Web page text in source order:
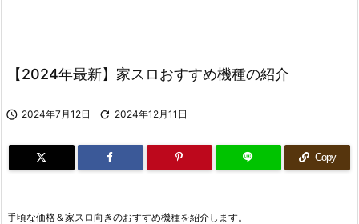
【2024年最新】家スロおすすめ機種の紹介
 2024年7月12日  2024年12月11日
Copy
手頃な価格＆家スロ向きのおすすめ機種を紹介します。